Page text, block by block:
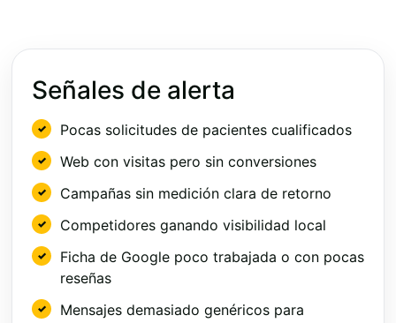
Señales de alerta
Pocas solicitudes de pacientes cualificados
Web con visitas pero sin conversiones
Campañas sin medición clara de retorno
Competidores ganando visibilidad local
Ficha de Google poco trabajada o con pocas
reseñas
Mensajes demasiado genéricos para